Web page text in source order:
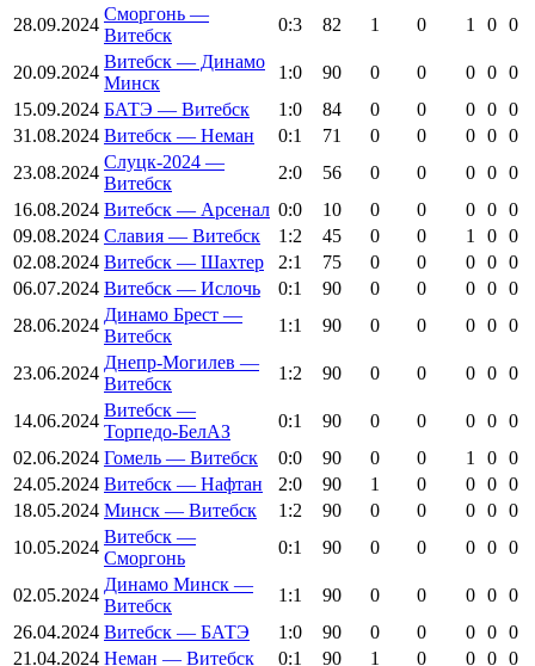
28.09.2024
Сморгонь —
Витебск
0:3 82 1 0 1 0 0
20.09.2024
Витебск — Динамо
Минск
1:0 90 0 0 0 0 0
15.09.2024 БАТЭ — Витебск 1:0 84 0 0 0 0 0
31.08.2024 Витебск — Неман 0:1 71 0 0 0 0 0
23.08.2024
Слуцк-2024 —
Витебск
2:0 56 0 0 0 0 0
16.08.2024 Витебск — Арсенал 0:0 10 0 0 0 0 0
09.08.2024 Славия — Витебск 1:2 45 0 0 1 0 0
02.08.2024 Витебск — Шахтер 2:1 75 0 0 0 0 0
06.07.2024 Витебск — Ислочь 0:1 90 0 0 0 0 0
28.06.2024
Динамо Брест —
Витебск
1:1 90 0 0 0 0 0
23.06.2024
Днепр-Могилев —
Витебск
1:2 90 0 0 0 0 0
14.06.2024
Витебск —
Торпедо-БелАЗ
0:1 90 0 0 0 0 0
02.06.2024 Гомель — Витебск 0:0 90 0 0 1 0 0
24.05.2024 Витебск — Нафтан 2:0 90 1 0 0 0 0
18.05.2024 Минск — Витебск 1:2 90 0 0 0 0 0
10.05.2024
Витебск —
Сморгонь
0:1 90 0 0 0 0 0
02.05.2024
Динамо Минск —
Витебск
1:1 90 0 0 0 0 0
26.04.2024 Витебск — БАТЭ 1:0 90 0 0 0 0 0
21.04.2024 Неман — Витебск 0:1 90 1 0 0 0 0